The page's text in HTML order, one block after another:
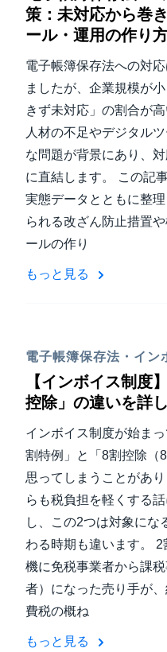
策：未対応から巻
ール・運用の作り
電子帳簿保存法への対
ましたが、企業規模が
きず未対応」の割合が
人材の不足やデジタル
な問題が背景にあり、
に直結します。 この記
実態データとともに整
られる改ざん防止措置
ールの作り
もっと見る
電子帳簿保存法・イン
【インボイス制度
控除」の違いを詳
インボイス制度が始ま
割特例」と「8割控除（
思ってしまうことがあ
らも税負担を軽くする
し、この2つは対象にな
わる時期も違います。
機に免税事業者から課
者）になった売り手が
費税の概ね
もっと見る